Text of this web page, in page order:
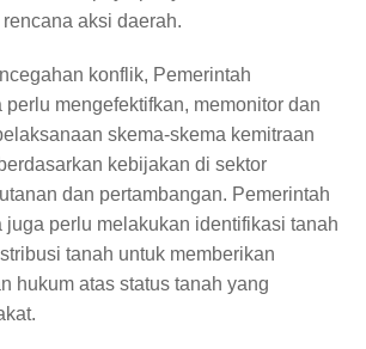
aksi daerah.
konflik, Pemerintah
perlu mengefektifkan, memonitor dan
skema-skema kemitraan
kebijakan di sektor
dan pertambangan. Pemerintah
juga perlu melakukan identifikasi tanah
tanah untuk memberikan
hukum atas status tanah yang